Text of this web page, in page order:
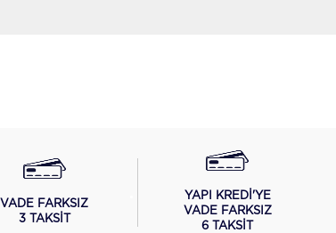
VADE FARKSIZ
3 TAKSİT
YAPI KREDİ'YE
VADE FARKSIZ
6 TAKSİT